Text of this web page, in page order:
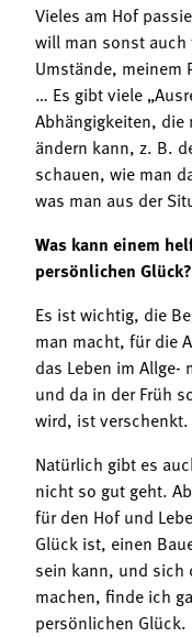
Vieles am Hof
will man sonst
Umstände, meinem
… Es gibt viele
Abhängigkeiten, die
ändern kann, z. B.
schauen, wie man
was man aus der
Was kann einem
persönlichen Glück?
Es ist wichtig, die
man macht, für die
das Leben im Allge-
und da in der Früh
wird, ist verschenkt.
Natürlich gibt es
nicht so gut geht.
für den Hof und
Glück ist, einen
sein kann, und sich
machen, finde ich
persönlichen Glück.